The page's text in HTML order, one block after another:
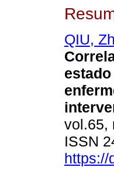
QIU,
vol.65,
ISSN
https://